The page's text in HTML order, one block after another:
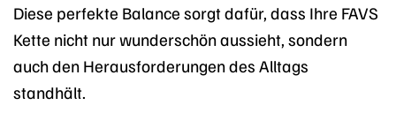
Diese perfekte Balance sorgt dafür, dass Ihre FAVS
Kette nicht nur wunderschön aussieht, sondern
auch den Herausforderungen des Alltags
standhält.